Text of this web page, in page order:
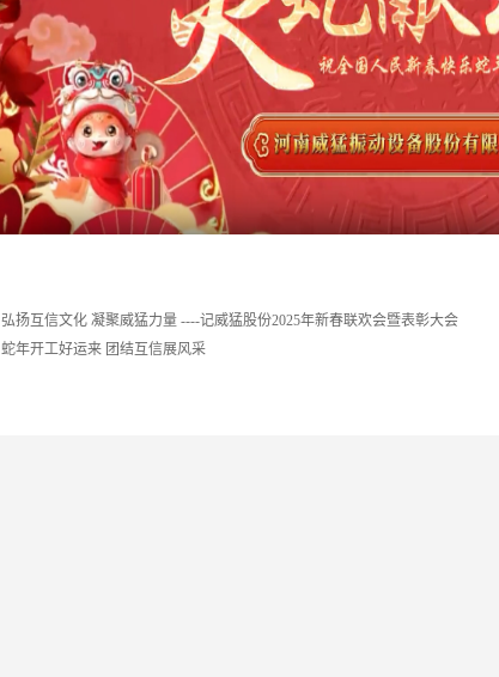
弘扬互信文化 凝聚威猛力量 ----记威猛股份2025年新春联欢会暨表彰大会
蛇年开工好运来 团结互信展风采